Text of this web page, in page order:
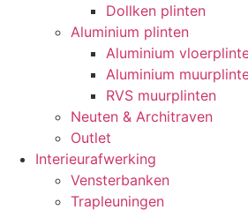
Dollken plinten
Aluminium plinten
Aluminium
Aluminium
RVS muurplinten
Neuten & Architraven
Outlet
Interieurafwerking
Vensterbanken
Trapleuningen